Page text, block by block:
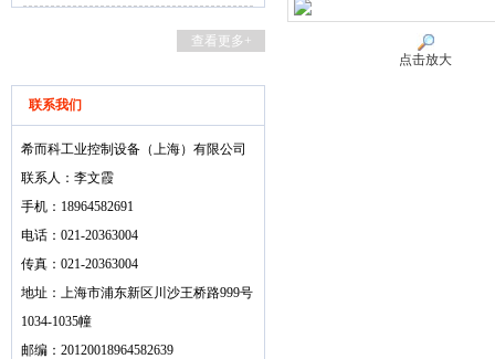
查看更多+
联系我们
希而科工业控制设备（上海）有限公司
联系人：李文霞
手机：18964582691
电话：021-20363004
传真：021-20363004
地址：上海市浦东新区川沙王桥路999号
1034-1035幢
邮编：20120018964582639
点击放大